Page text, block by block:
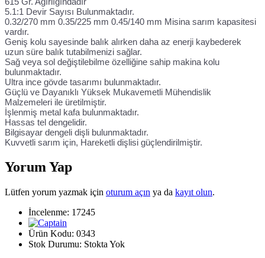
5.1:1 Devir Sayısı Bulunmaktadır.
0.32/270 mm 0.35/225 mm 0.45/140 mm Misina sarım kapasitesi
vardır.
Geniş kolu sayesinde balık alırken daha az enerji kaybederek
uzun süre balık tutabilmenizi sağlar.
Sağ veya sol değiştilebilme özelliğine sahip makina kolu
bulunmaktadır.
Ultra ince gövde tasarımı bulunmaktadır.
Güçlü ve Dayanıklı Yüksek Mukavemetli Mühendislik
Malzemeleri ile üretilmiştir.
İşlenmiş metal kafa bulunmaktadır.
Hassas tel dengelidir.
Bilgisayar dengeli dişli bulunmaktadır.
Kuvvetli sarım için, Hareketli dişlisi güçlendirilmiştir.
Yorum Yap
Lütfen yorum yazmak için oturum açın ya da kayıt olun.
İncelenme: 17245
Ürün Kodu: 0343
Stok Durumu: Stokta Yok